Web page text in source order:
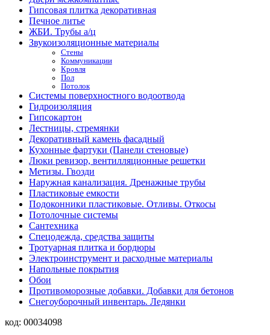
Гипсовая плитка декоративная
Печное литье
ЖБИ. Трубы а/ц
Звукоизоляционные материалы
Стены
Коммуникации
Кровля
Пол
Потолок
Системы поверхностного водоотвода
Гидроизоляция
Гипсокартон
Лестницы, стремянки
Декоративный камень фасадный
Кухонные фартуки (Панели стеновые)
Люки ревизор, вентилляционные решетки
Метизы. Гвозди
Наружная канализация. Дренажные трубы
Пластиковые емкости
Подоконники пластиковые. Отливы. Откосы
Потолочные системы
Сантехника
Спецодежда, средства защиты
Тротуарная плитка и бордюры
Электроинструмент и расходные материалы
Напольные покрытия
Обои
Противоморозные добавки. Добавки для бетонов
Снегоуборочный инвентарь. Ледянки
код: 00034098